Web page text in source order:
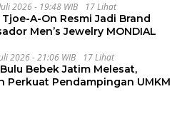
2026 - 19:48 WIB 17 Lihat
A-On Resmi Jadi Brand
Men’s Jewelry MONDIAL
2026 - 21:06 WIB 17 Lihat
Bebek Jatim Melesat,
Perkuat Pendampingan UMKM